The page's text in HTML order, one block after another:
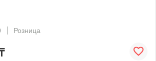
Розница